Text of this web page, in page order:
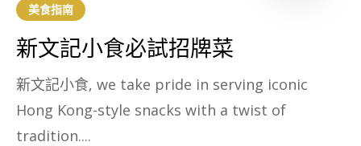
美食指南
新文記小食必試招牌菜​
新文記小食, we take pride in serving iconic
Hong Kong-style snacks with a twist of
tradition....